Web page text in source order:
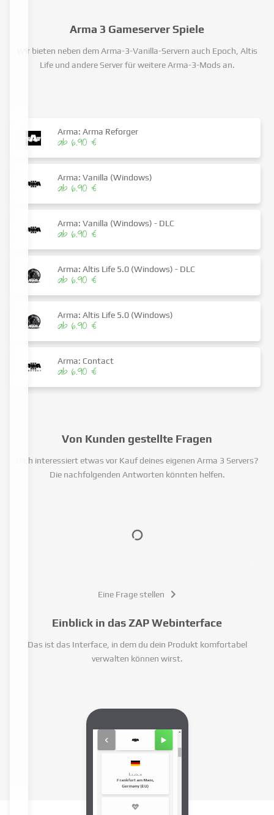
Arma 3 Gameserver Spiele
Wir bieten neben dem Arma-3-Vanilla-Servern auch Epoch, Altis
Life und andere Server für weitere Arma-3-Mods an.
Arma: Arma Reforger
ab 6.90 €
Arma: Vanilla (Windows)
ab 6.90 €
Arma: Vanilla (Windows) - DLC
ab 6.90 €
Arma: Altis Life 5.0 (Windows) - DLC
ab 6.90 €
Arma: Altis Life 5.0 (Windows)
ab 6.90 €
Arma: Contact
ab 6.90 €
Von Kunden gestellte Fragen
Dich interessiert etwas vor Kauf deines eigenen Arma 3 Servers?
Die nachfolgenden Antworten könnten helfen.
Eine Frage stellen
Einblick in das ZAP Webinterface
Das ist das Interface, in dem du dein Produkt komfortabel
verwalten können wirst.